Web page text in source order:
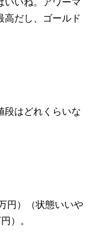
いいね。アワーマ
高だし、ゴールド
段はどれくらいな
円）（状態いいや
）。